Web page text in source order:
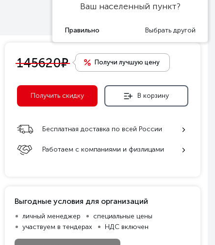
Ваш населенный пункт?
145620е Получи лучшую цену
Получить скидку В корзину
Бесплатная доставка по всей России
Работаем с компаниями и физлицами
Выгодные условия для организаций
личный менеджер
специальные цены
участвуем в тендерах
НДС включен